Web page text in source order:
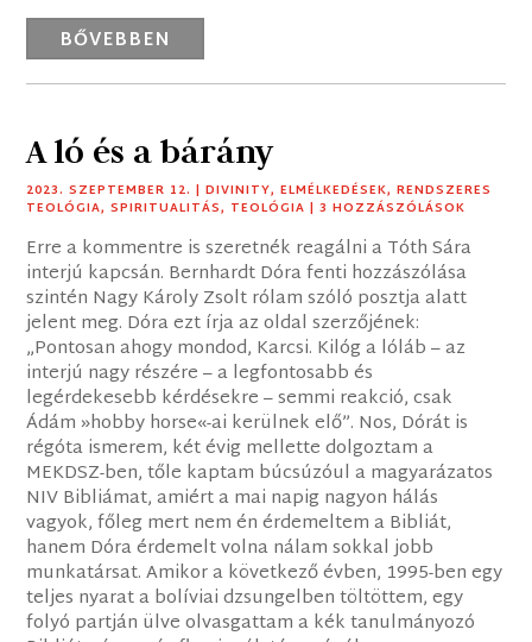
BŐVEBBEN
A ló és a bárány
2023. SZEPTEMBER 12. |DIVINITY,ELMÉLKEDÉSEK,RENDSZERES
TEOLÓGIA,SPIRITUALITÁS, TEOLÓGIA | 3 HOZZÁSZÓLÁSOK
Erre a kommentre is szeretnék reagálni a Tóth Sára
interjú kapcsán. Bernhardt Dóra fenti hozzászólása
szintén Nagy Károly Zsolt rólam szóló posztja alatt
jelent meg. Dóra ezt írja az oldal szerzőjének:
„Pontosan ahogy mondod, Karcsi. Kilóg a lóláb – az
interjú nagy részére – a legfontosabb és
legérdekesebb kérdésekre – semmi reakció, csak
Ádám »hobby horse«-ai kerülnek elő”. Nos, Dórát is
régóta ismerem, két évig mellette dolgoztam a
MEKDSZ-ben, tőle kaptam búcsúzóul a magyarázatos
NIV Bibliámat, amiért a mai napig nagyon hálás
vagyok, főleg mert nem én érdemeltem a Bibliát,
hanem Dóra érdemelt volna nálam sokkal jobb
munkatársat. Amikor a következő évben, 1995-ben egy
teljes nyarat a bolíviai dzsungelben töltöttem, egy
folyó partján ülve olvasgattam a kék tanulmányozó